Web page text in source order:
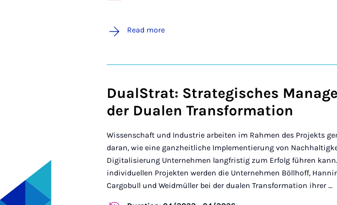
Read more
DualStrat: Strategisches
der Dualen Transformation
Wissenschaft und Industrie arbeiten im Rahmen des Projekts
daran, wie eine ganzheitliche Implementierung von
Digitalisierung Unternehmen langfristig zum Erfolg führen
individuellen Projekten werden die Unternehmen Böllhoff,
Cargobull und Weidmüller bei der dualen Transformation ihrer ...